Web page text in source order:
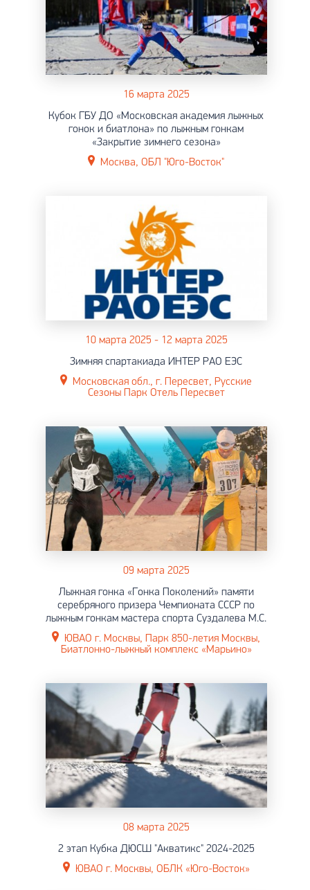
16 марта 2025
Кубок ГБУ ДО «Московская академия лыжных
гонок и биатлона» по лыжным гонкам
«Закрытие зимнего сезона»
Москва, ОБЛ "Юго-Восток"
10 марта 2025 - 12 марта 2025
Зимняя спартакиада ИНТЕР РАО ЕЭС
Московская обл., г. Пересвет, Русские
Сезоны Парк Отель Пересвет
09 марта 2025
Лыжная гонка «Гонка Поколений» памяти
серебряного призера Чемпионата СССР по
лыжным гонкам мастера спорта Суздалева М.C.
ЮВАО г. Москвы, Парк 850-летия Москвы,
Биатлонно-лыжный комплекс «Марьино»
08 марта 2025
2 этап Кубка ДЮСШ "Акватикс" 2024-2025
ЮВАО г. Москвы, ОБЛК «Юго-Восток»